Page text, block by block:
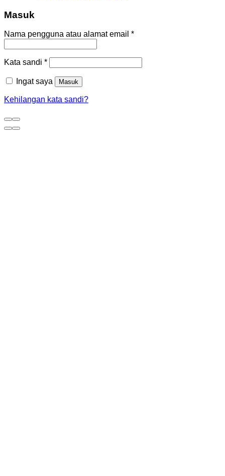
Masuk
Nama pengguna atau alamat email *
Kata sandi *
Ingat saya Masuk
Kehilangan kata sandi?